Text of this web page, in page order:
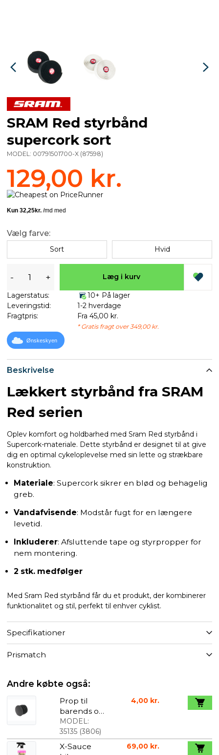
Beskrivelse
Lækkert styrbånd fra SRAM
Red serien
Oplev komfort og holdbarhed med Sram Red styrbånd i
Supercork-materiale. Dette styrbånd er designet til at give
dig en optimal cykeloplevelse med sin lette og strækbare
konstruktion.
Materiale: Supercork sikrer en blød og behagelig
greb.
Vandafvisende: Modstår fugt for en længere
levetid.
Inkluderer: Afsluttende tape og styrpropper for
nem montering.
2 stk. medfølger
Med Sram Red styrbånd får du et produkt, der kombinerer
funktionalitet og stil, perfekt til enhver cyklist.
Specifikationer
Prismatch
SRAM Red styrbånd
supercork sort
MODEL: 00791501700-X (87598)
129,00 kr.
Vælg farve:
Sort Hvid
- + Læg i kurv
Lagerstatus:
10+ På lager
Leveringstid:
1-2 hverdage
Fragtpris:
Fra 45,00 kr.
* Gratis fragt over 349,00 kr.
Ønskeskyen
Andre købte også:
Prop til
barends og
styrende
sort pris pr.
stk
MODEL:
35135(3806)
4,00 kr.
X-Sauce
69,00 kr.